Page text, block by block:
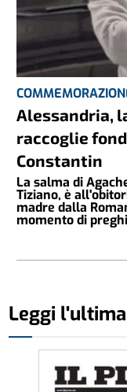
Alessandria,
raccoglie
Constantin
La salma di
Tiziano, è
madre dalla
momento di
Leggi